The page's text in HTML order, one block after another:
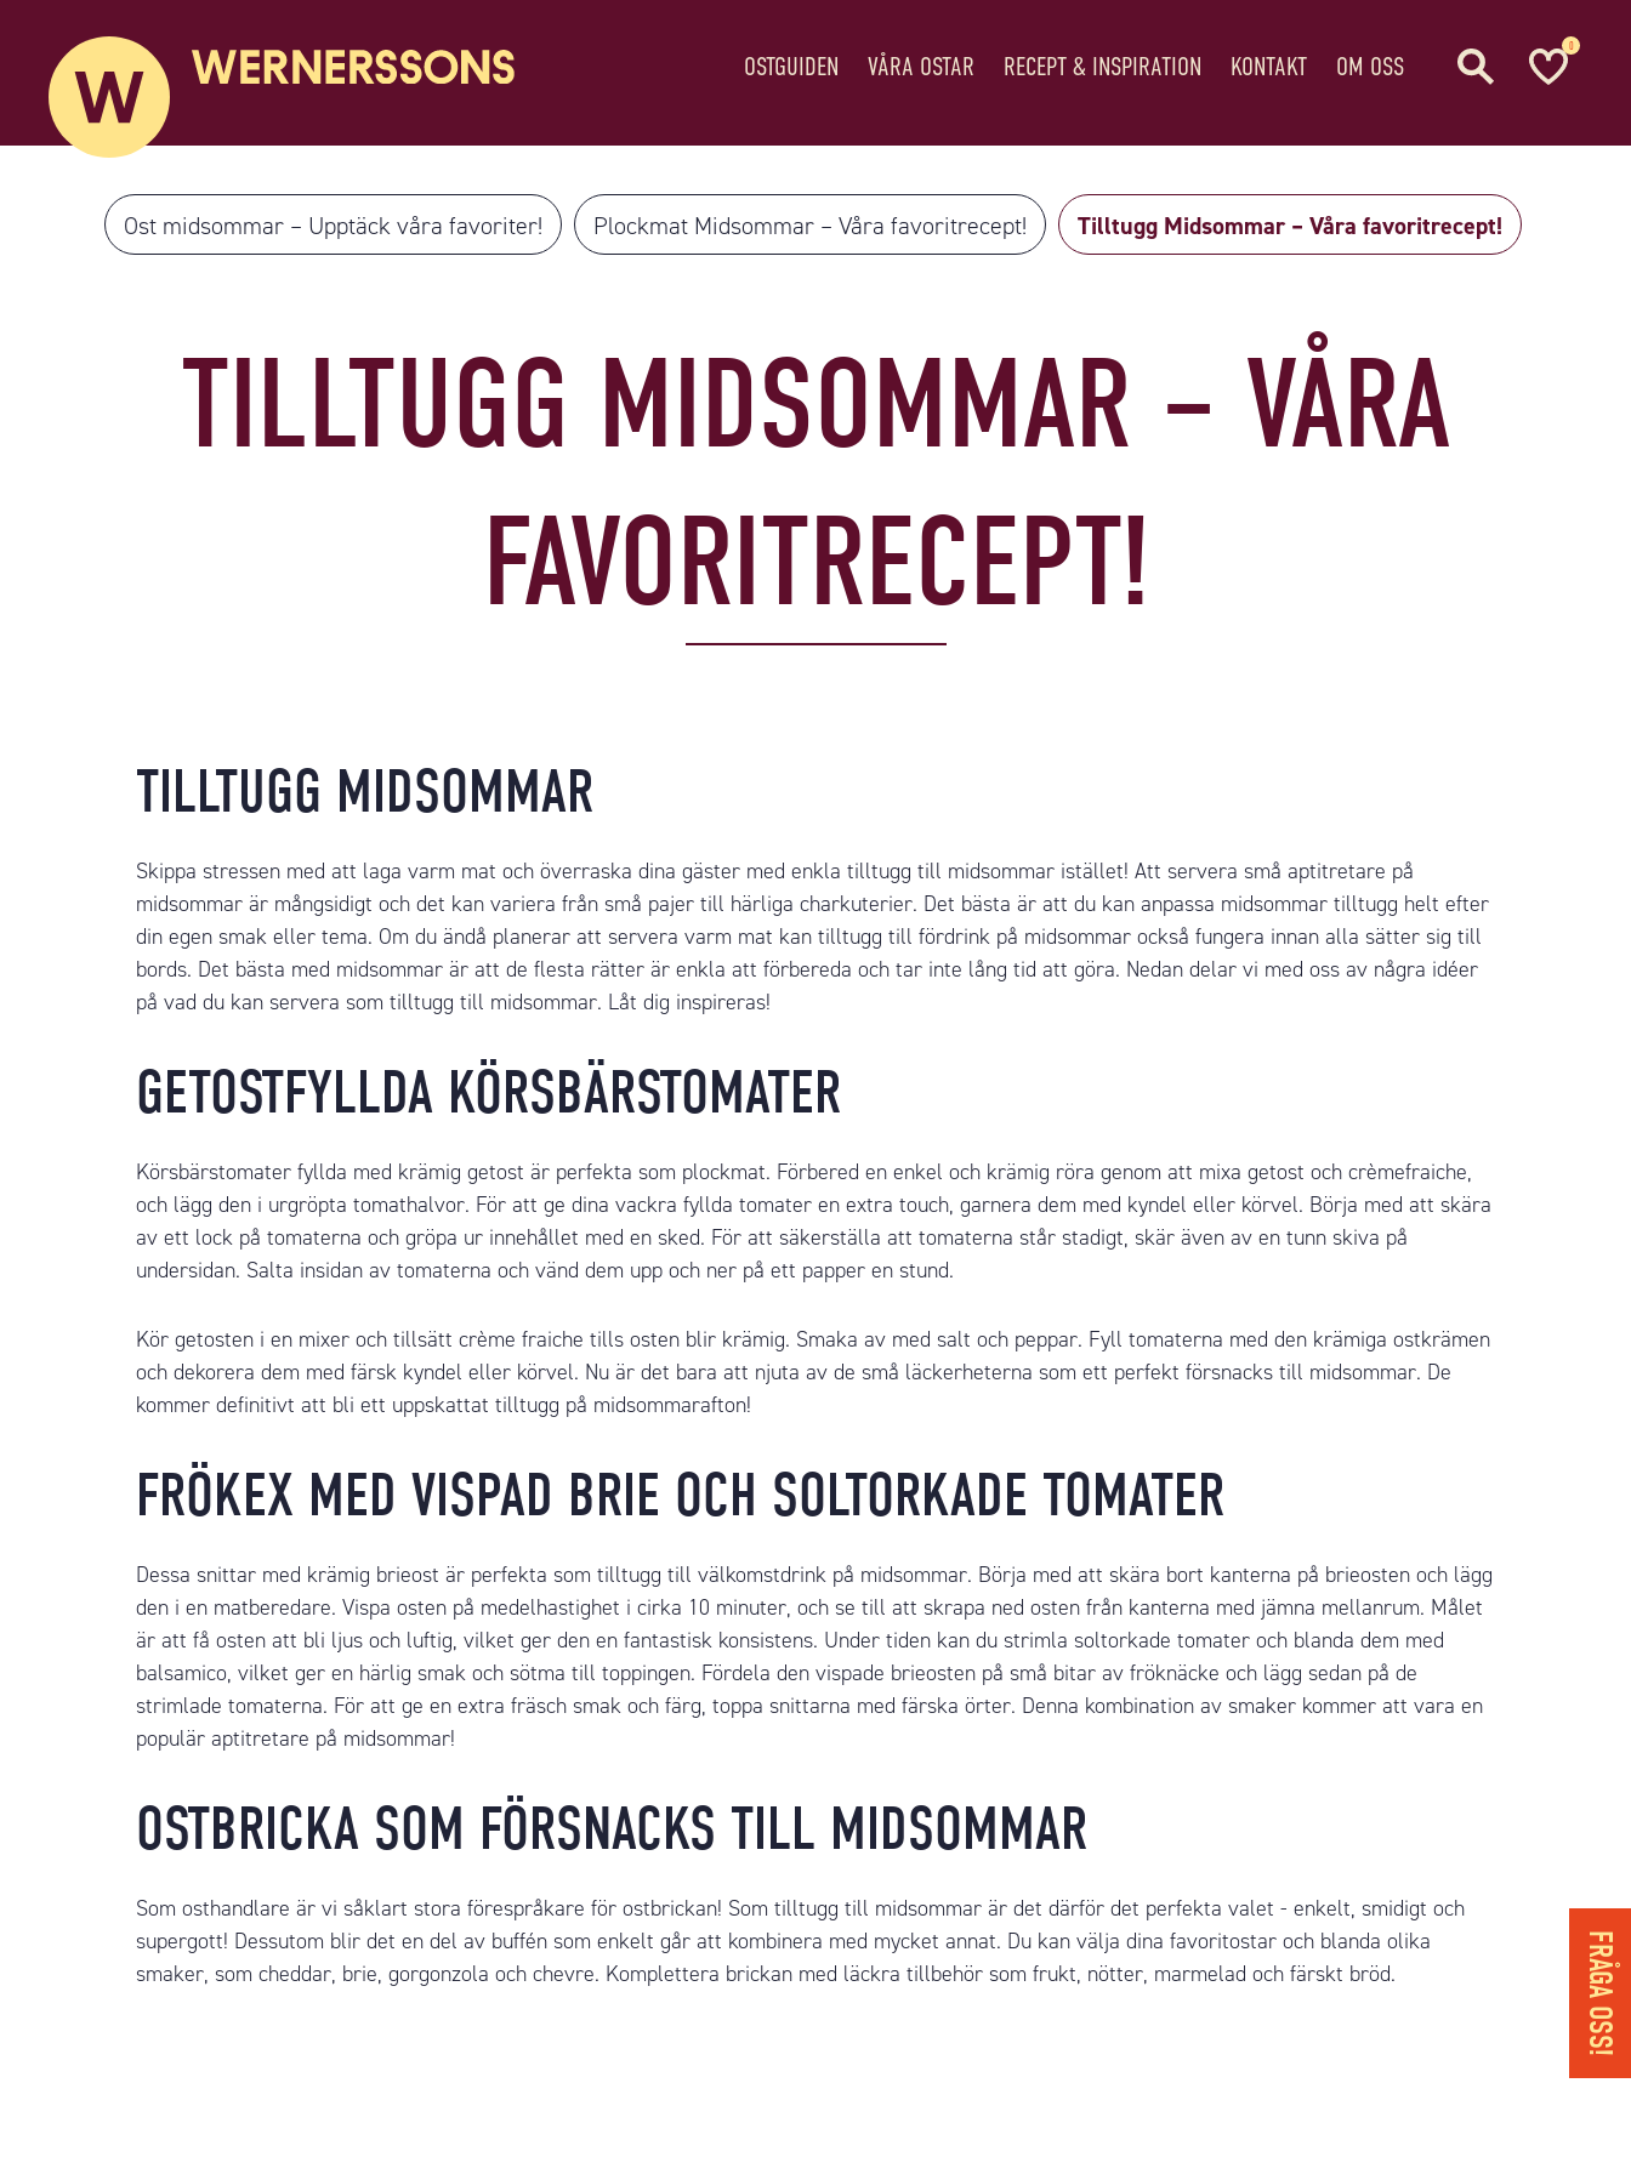
OSTGUIDEN VÅRA OSTAR RECEPT & INSPIRATION KONTAKT OM OSS
0
Ost midsommar – Upptäck våra favoriter! Plockmat Midsommar – Våra favoritrecept! Tilltugg Midsommar – Våra favoritrecept!
TILLTUGG MIDSOMMAR – VÅRA
FAVORITRECEPT!
TILLTUGG MIDSOMMAR
Skippa stressen med att laga varm mat och överraska dina gäster med enkla tilltugg till midsommar istället! Att servera små aptitretare på
midsommar är mångsidigt och det kan variera från små pajer till härliga charkuterier. Det bästa är att du kan anpassa midsommar tilltugg helt efter
din egen smak eller tema. Om du ändå planerar att servera varm mat kan tilltugg till fördrink på midsommar också fungera innan alla sätter sig till
bords. Det bästa med midsommar är att de flesta rätter är enkla att förbereda och tar inte lång tid att göra. Nedan delar vi med oss av några idéer
på vad du kan servera som tilltugg till midsommar. Låt dig inspireras!
GETOSTFYLLDA KÖRSBÄRSTOMATER
Körsbärstomater fyllda med krämig getost är perfekta som plockmat. Förbered en enkel och krämig röra genom att mixa getost och crèmefraiche,
och lägg den i urgröpta tomathalvor. För att ge dina vackra fyllda tomater en extra touch, garnera dem med kyndel eller körvel. Börja med att skära
av ett lock på tomaterna och gröpa ur innehållet med en sked. För att säkerställa att tomaterna står stadigt, skär även av en tunn skiva på
undersidan. Salta insidan av tomaterna och vänd dem upp och ner på ett papper en stund.
Kör getosten i en mixer och tillsätt crème fraiche tills osten blir krämig. Smaka av med salt och peppar. Fyll tomaterna med den krämiga ostkrämen
och dekorera dem med färsk kyndel eller körvel. Nu är det bara att njuta av de små läckerheterna som ett perfekt försnacks till midsommar. De
kommer definitivt att bli ett uppskattat tilltugg på midsommarafton!
FRÖKEX MED VISPAD BRIE OCH SOLTORKADE TOMATER
Dessa snittar med krämig brieost är perfekta som tilltugg till välkomstdrink på midsommar. Börja med att skära bort kanterna på brieosten och lägg
den i en matberedare. Vispa osten på medelhastighet i cirka 10 minuter, och se till att skrapa ned osten från kanterna med jämna mellanrum. Målet
är att få osten att bli ljus och luftig, vilket ger den en fantastisk konsistens. Under tiden kan du strimla soltorkade tomater och blanda dem med
balsamico, vilket ger en härlig smak och sötma till toppingen. Fördela den vispade brieosten på små bitar av fröknäcke och lägg sedan på de
strimlade tomaterna. För att ge en extra fräsch smak och färg, toppa snittarna med färska örter. Denna kombination av smaker kommer att vara en
populär aptitretare på midsommar!
OSTBRICKA SOM FÖRSNACKS TILL MIDSOMMAR
Som osthandlare är vi såklart stora förespråkare för ostbrickan! Som tilltugg till midsommar är det därför det perfekta valet - enkelt, smidigt och
supergott! Dessutom blir det en del av buffén som enkelt går att kombinera med mycket annat. Du kan välja dina favoritostar och blanda olika
smaker, som cheddar, brie, gorgonzola och chevre. Komplettera brickan med läckra tillbehör som frukt, nötter, marmelad och färskt bröd. FRÅGA OSS!